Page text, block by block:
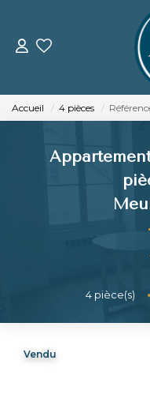
Nos
Accueil 4 pièces
4 pièce(s) •
Vendu